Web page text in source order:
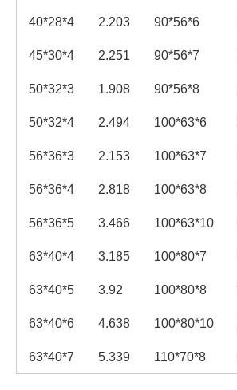
40*28*4 2.203 90*56*6
45*30*4 2.251 90*56*7
50*32*3 1.908 90*56*8
50*32*4 2.494 100*63*6
56*36*3 2.153 100*63*7
56*36*4 2.818 100*63*8
56*36*5 3.466 100*63*10
63*40*4 3.185 100*80*7
63*40*5 3.92 100*80*8
63*40*6 4.638 100*80*10
63*40*7 5.339 110*70*8